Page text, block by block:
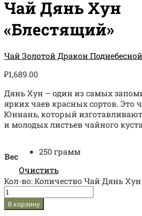
Чай Дянь Хун
«Блестящий»
Чай Золотой Дракон Поднебесной
₽1,689.00
Дянь Хун – один из самых
ярких чаев красных сортов. Это
Юннань, который
и молодых листьев чайного
Вес
250 грамм
Очистить
Кол-во:Количество Чай Дянь
В корзину